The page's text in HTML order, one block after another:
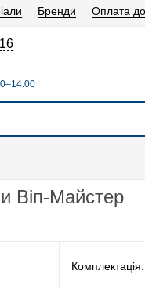
Бренди Оплата
Віп-Майстер
Комплектація: